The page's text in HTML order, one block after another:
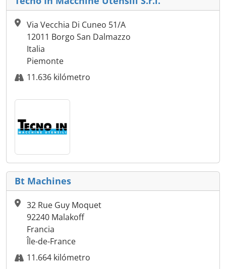
Via Vecchia Di Cuneo 51/A
12011 Borgo San Dalmazzo
Italia
Piemonte
11.636 kilómetro
Bt Machines
32 Rue Guy Moquet
92240 Malakoff
Francia
Île-de-France
11.664 kilómetro